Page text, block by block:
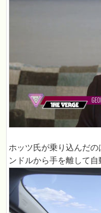
ホッツ氏が乗り込んだ
ンドルから手を離して